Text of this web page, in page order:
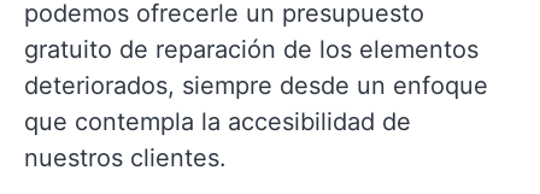
podemos ofrecerle un presupuesto
gratuito de reparación de los elementos
deteriorados, siempre desde un enfoque
que contempla la accesibilidad de
nuestros clientes.